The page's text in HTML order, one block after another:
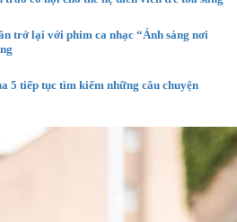
trở lại với phim ca nhạc “Ánh sáng nơi
5 tiếp tục tìm kiếm những câu chuyện